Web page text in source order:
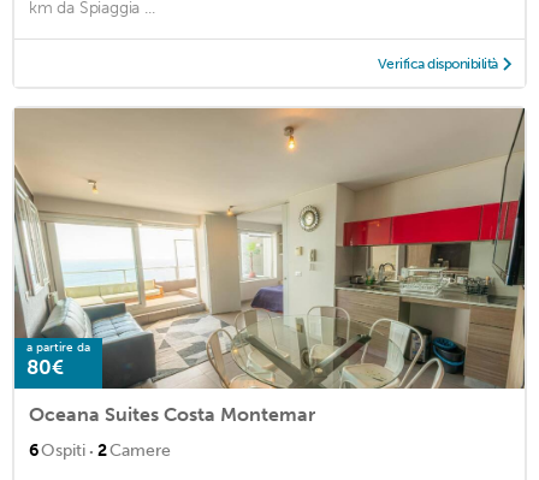
km da Spiaggia ...
Verifica disponibilità
a partire da
80€
Oceana Suites Costa Montemar
6Ospiti · 2Camere